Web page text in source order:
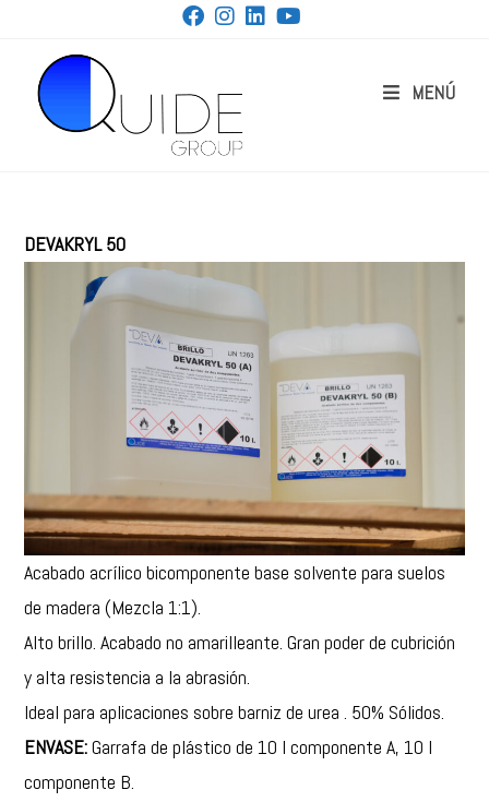
MENÚ
DEVAKRYL 50
Acabado acrílico bicomponente base solvente para suelos
de madera (Mezcla 1:1).
Alto brillo. Acabado no amarilleante. Gran poder de cubrición
y alta resistencia a la abrasión.
Ideal para aplicaciones sobre barniz de urea . 50% Sólidos.
ENVASE:Garrafa de plástico de 10 l componente A, 10 l
componente B.